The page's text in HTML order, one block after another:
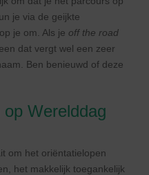
je via de geijkte
je om. Als je off the road
dat vergt wel een zeer
Ben benieuwd of deze
Werelddag
om het oriëntatielopen
het makkelijk toegankelijk